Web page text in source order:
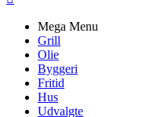
Mega Menu
Grill
Olie
Byggeri
Fritid
Hus
Udvalgte